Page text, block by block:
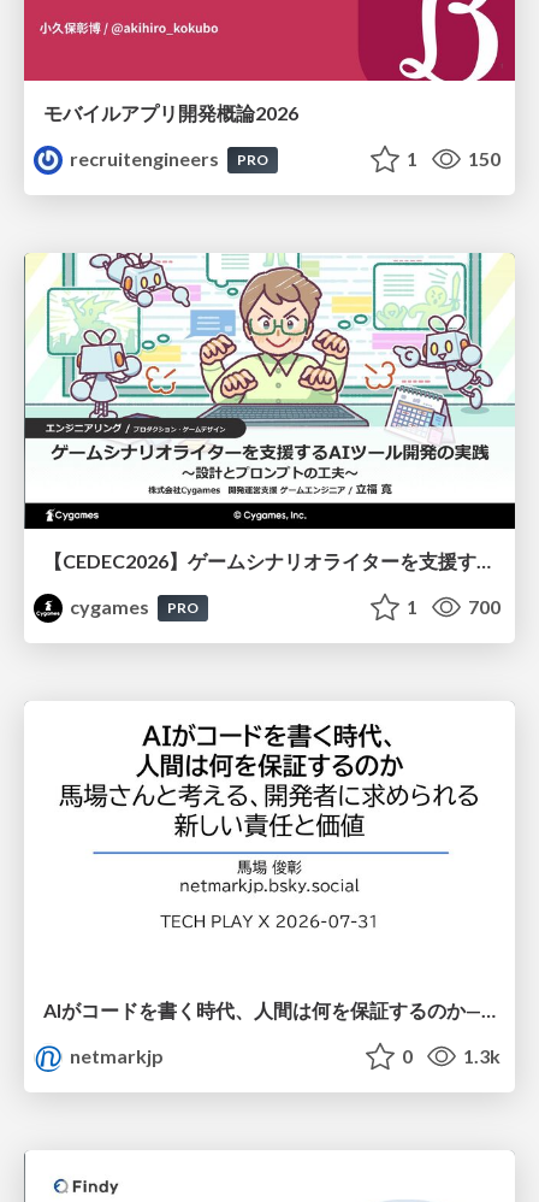
モバイルアプリ開発概論2026
recruitengineers
PRO 1 150
【CEDEC2026】ゲームシナリオライターを支援するAIツール開発の実践 ― 設計とプロンプトの工夫 ―
cygames
PRO 1 700
netmarkjp
0 1.3k